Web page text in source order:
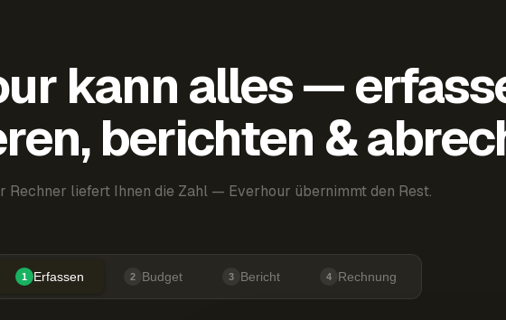
kann alles —
berichten &
Rechner liefert Ihnen die Zahl — Everhour übernimmt den Rest.
1 Erfassen 2 Budget 3 Bericht 4 Rechnung